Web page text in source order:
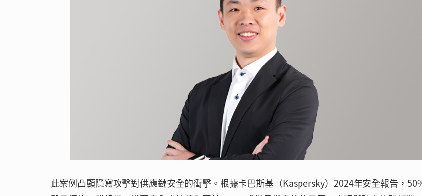
此案例凸顯隱寫攻擊對供應鏈安全的衝擊。根據卡巴斯基（Kaspersky）2024年安全報告，